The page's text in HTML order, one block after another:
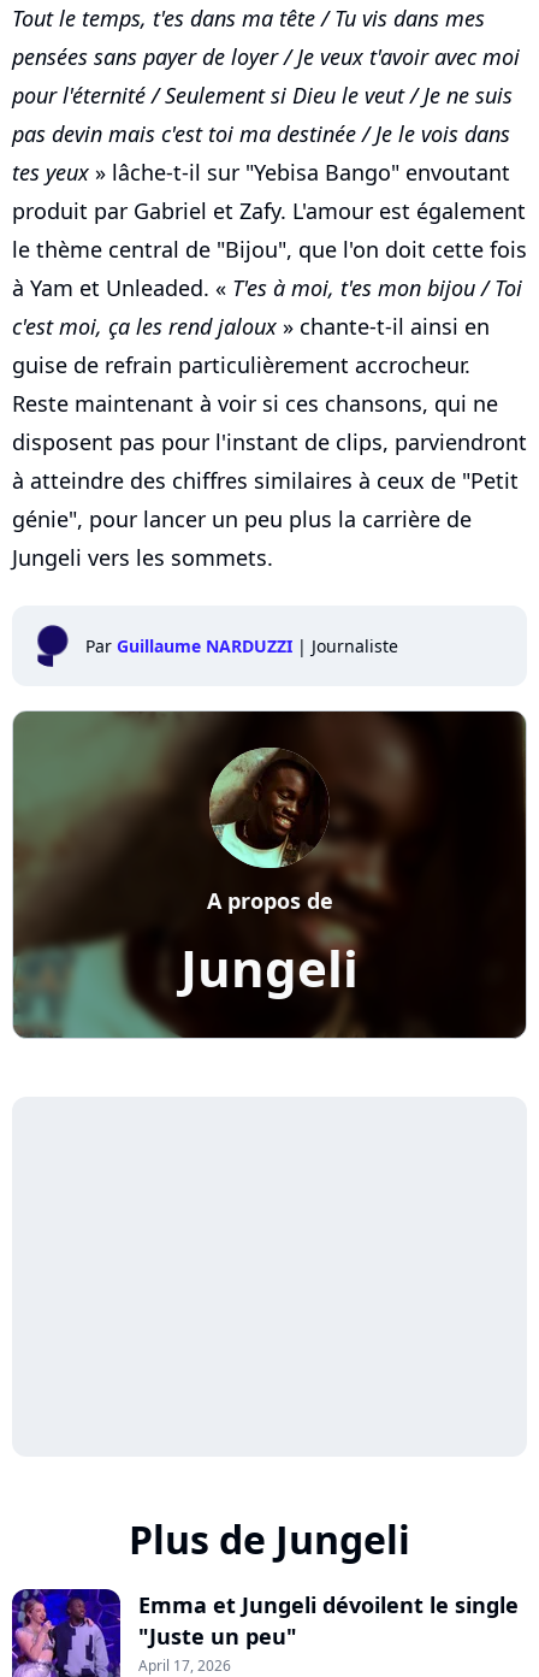
Tout le temps, t'es dans ma tête / Tu vis dans mes
pensées sans payer de loyer / Je veux t'avoir avec moi
pour l'éternité / Seulement si Dieu le veut / Je ne suis
pas devin mais c'est toi ma destinée / Je le vois dans
tes yeux » lâche-t-il sur "Yebisa Bango" envoutant
produit par Gabriel et Zafy. L'amour est également
le thème central de "Bijou", que l'on doit cette fois
à Yam et Unleaded. « T'es à moi, t'es mon bijou / Toi
c'est moi, ça les rend jaloux » chante-t-il ainsi en
guise de refrain particulièrement accrocheur.
Reste maintenant à voir si ces chansons, qui ne
disposent pas pour l'instant de clips, parviendront
à atteindre des chiffres similaires à ceux de "Petit
génie", pour lancer un peu plus la carrière de
Jungeli vers les sommets.
Par Guillaume NARDUZZI | Journaliste
Jungeli
A propos de
Plus de Jungeli
Emma et Jungeli dévoilent le single
"Juste un peu"
April 17, 2026